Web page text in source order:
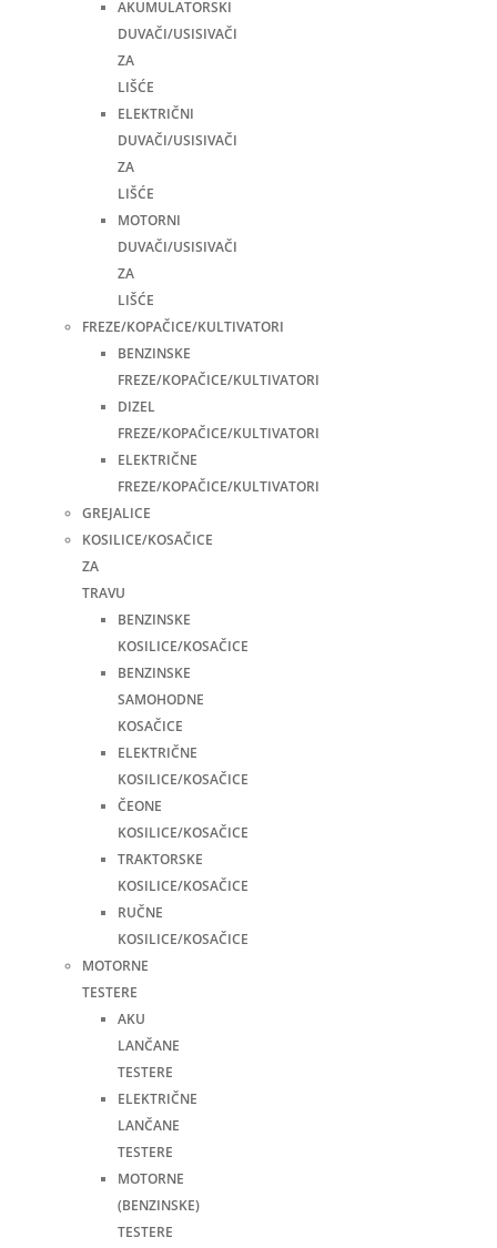
AKUMULATORSKI
DUVAČI/USISIVAČI
ZA
LIŠĆE
ELEKTRIČNI
DUVAČI/USISIVAČI
ZA
LIŠĆE
MOTORNI
DUVAČI/USISIVAČI
ZA
LIŠĆE
FREZE/KOPAČICE/KULTIVATORI
BENZINSKE
FREZE/KOPAČICE/KULTIVATORI
DIZEL
FREZE/KOPAČICE/KULTIVATORI
ELEKTRIČNE
FREZE/KOPAČICE/KULTIVATORI
GREJALICE
KOSILICE/KOSAČICE
ZA
TRAVU
BENZINSKE
KOSILICE/KOSAČICE
BENZINSKE
SAMOHODNE
KOSAČICE
ELEKTRIČNE
KOSILICE/KOSAČICE
ČEONE
KOSILICE/KOSAČICE
TRAKTORSKE
KOSILICE/KOSAČICE
RUČNE
KOSILICE/KOSAČICE
MOTORNE
TESTERE
AKU
LANČANE
TESTERE
ELEKTRIČNE
LANČANE
TESTERE
MOTORNE
(BENZINSKE)
TESTERE